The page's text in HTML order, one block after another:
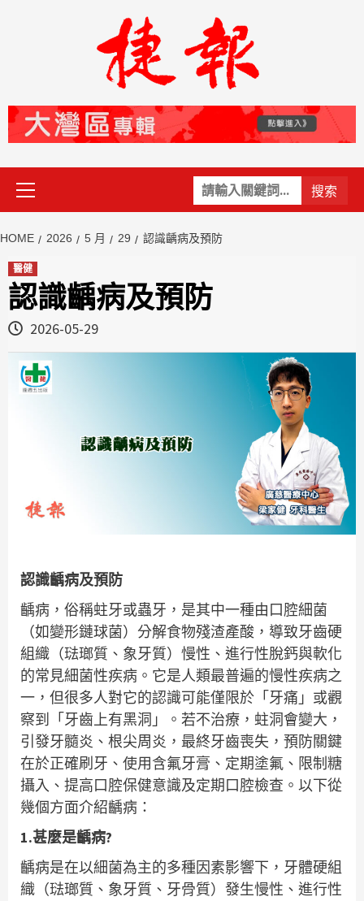
關
鍵
Primary
Menu
HOME 2026 5 月 29 認識齲病及預防
醫健
認識齲病及預防
2026-05-29
認識齲病及預防
齲病，俗稱蛀牙或蟲牙，是其中一種由口腔細菌
（如變形鏈球菌）分解食物殘渣產酸，導致牙齒硬
組織（琺瑯質、象牙質）慢性、進行性脫鈣與軟化
的常見細菌性疾病。它是人類最普遍的慢性疾病之
一，但很多人對它的認識可能僅限於「牙痛」或觀
察到「牙齒上有黑洞」。若不治療，蛀洞會變大，
引發牙髓炎、根尖周炎，最終牙齒喪失，預防關鍵
在於正確刷牙、使用含氟牙膏、定期塗氟、限制糖
攝入、提高口腔保健意識及定期口腔檢查。以下從
幾個方面介紹齲病：
1.甚麼是齲病?
齲病是在以細菌為主的多種因素影響下，牙體硬組
織（琺瑯質、象牙質、牙骨質）發生慢性、進行性